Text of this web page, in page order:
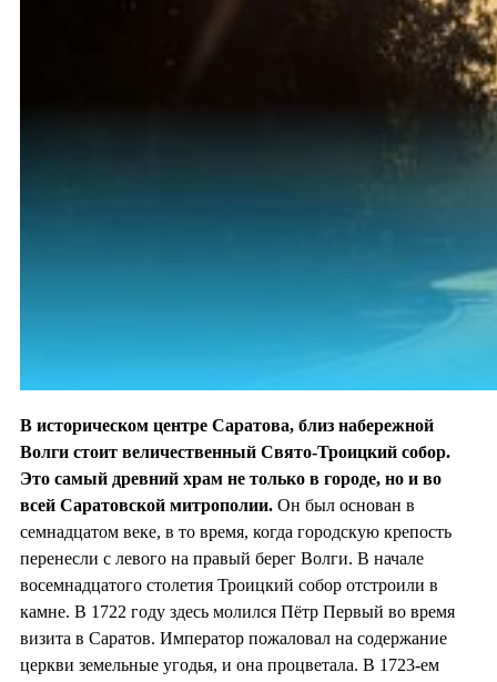
В историческом центре Саратова, близ набережной
Волги стоит величественный Свято-Троицкий собор.
Это самый древний храм не только в городе, но и во
всей Саратовской митрополии. Он был основан в
семнадцатом веке, в то время, когда городскую крепость
перенесли с левого на правый берег Волги. В начале
восемнадцатого столетия Троицкий собор отстроили в
камне. В 1722 году здесь молился Пётр Первый во время
визита в Саратов. Император пожаловал на содержание
церкви земельные угодья, и она процветала. В 1723-ем